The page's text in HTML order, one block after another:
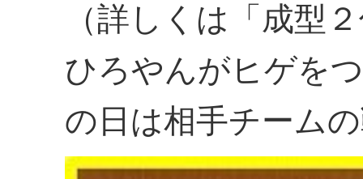
（詳しくは「成型
ひろやんがヒゲを
の日は相手チーム